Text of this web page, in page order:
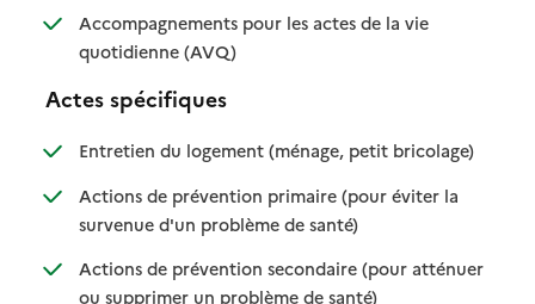
Accompagnements pour les actes de la vie
quotidienne (AVQ): disponible
: non disponible
Actes spécifiques
Entretien du logement (ménage, petit bricolage): disponible
: non
Actions de prévention primaire (pour éviter la
survenue d'un problème de santé): disponible
: non disponible
Actions de prévention secondaire (pour atténuer
ou supprimer un problème de santé): disponible
: non disponible